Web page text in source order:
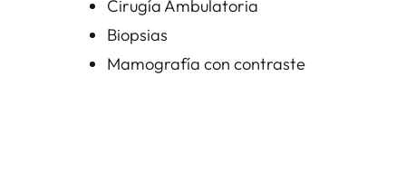
Cirugía Ambulatoria
Biopsias
Mamografía con contraste